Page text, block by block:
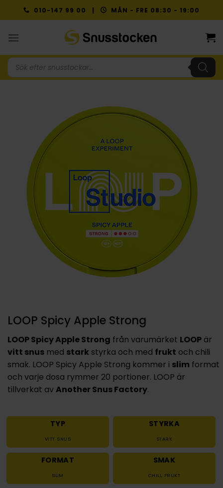
to
010-147 99 00 | MÅN - FRE 08:30 - 19:00
Produktsökning
LOOP Spicy Apple Strong
LOOP Spicy Apple Strong från varumärket LOOP är
vitt snus med stark styrka och med frukt och chili
smak. LOOP Spicy Apple Strong kommer i slim format
och varje dosa rymmer 20 portioner. LOOP är
tillverkat avAnother Snus Factory.
TYP
VITT SNUS
STYRKA
STARK
FORMAT
SLIM
SMAK
CHILI, FRUKT